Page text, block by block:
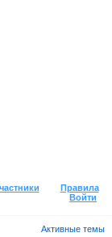
Правила
Войти
Активные темы